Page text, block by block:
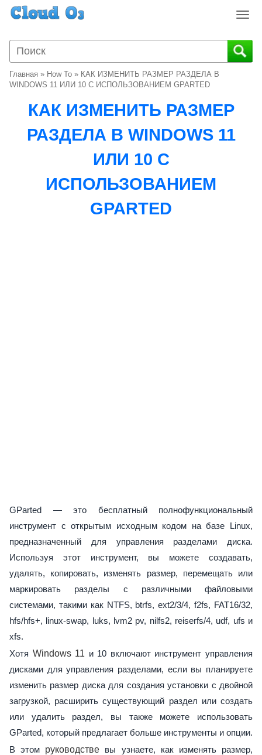
T
g
g
Главная » How To » КАК ИЗМЕНИТЬ РАЗМЕР РАЗДЕЛА В
WINDOWS 11 ИЛИ 10 С ИСПОЛЬЗОВАНИЕМ GPARTED
КАК ИЗМЕНИТЬ РАЗМЕР
РАЗДЕЛА В WINDOWS 11
ИЛИ 10 С
ИСПОЛЬЗОВАНИЕМ
GPARTED
GParted — это бесплатный полнофункциональный
инструмент с открытым исходным кодом на базе Linux,
предназначенный для управления разделами диска.
Используя этот инструмент, вы можете создавать,
удалять, копировать, изменять размер, перемещать или
маркировать разделы с различными файловыми
системами, такими как NTFS, btrfs, ext2/3/4, f2fs, FAT16/32,
hfs/hfs+, linux-swap, luks, lvm2 pv, nilfs2, reiserfs/4, udf, ufs и
xfs.
Хотя Windows 11 и 10 включают инструмент управления
дисками для управления разделами, если вы планируете
изменить размер диска для создания установки с двойной
загрузкой, расширить существующий раздел или создать
или удалить раздел, вы также можете использовать
GParted, который предлагает больше инструменты и опции.
В этом руководстве вы узнаете, как изменять размер,